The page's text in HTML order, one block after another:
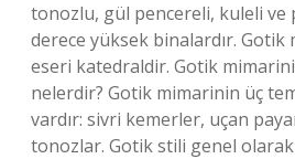
tonozlu, gül pencereli, kuleli ve
derece yüksek binalardır.
eseri katedraldir. Gotik
nelerdir? Gotik mimarinin üç
vardır: sivri kemerler, uçan
tonozlar. Gotik stili genel olarak